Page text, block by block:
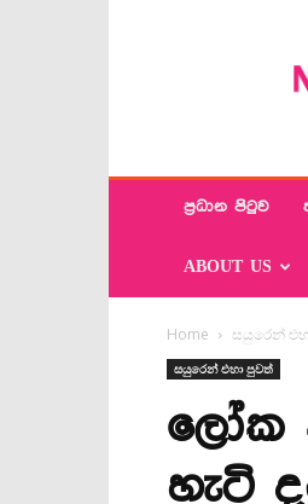
ප්‍රධාන පිටුව
ABOUT US
Home සයුරෙන්
සයුරෙන් එහා පුවත්
ලෝක
හැටි